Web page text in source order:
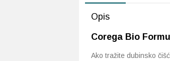
Opis
Corega Bio
Ako tražite dubinsko